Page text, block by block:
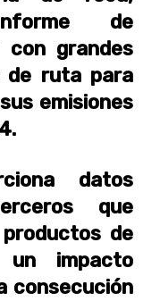
de
con grandes
de ruta para
emisiones
datos
que
de
un impacto
consecución